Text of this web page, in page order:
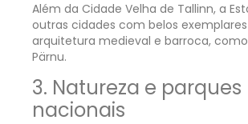
Além da Cidade Velha de Tallinn, a
outras cidades com belos
arquitetura medieval e barroca,
Pärnu.
3. Natureza e parques
nacionais